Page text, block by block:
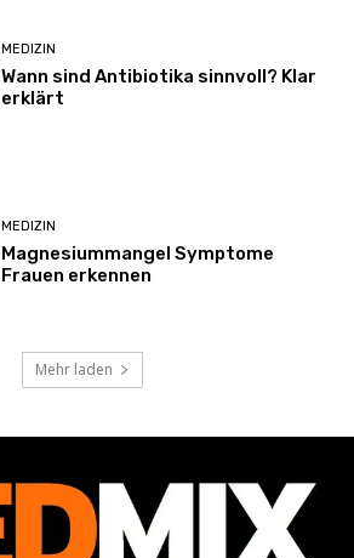
MEDIZIN
Wann sind Antibiotika sinnvoll? Klar
erklärt
MEDIZIN
Magnesiummangel Symptome
Frauen erkennen
Mehr laden